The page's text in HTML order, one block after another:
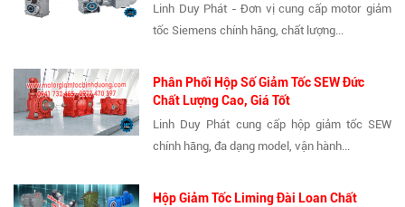
Linh Duy Phát - Đơn vị cung cấp motor giảm
tốc Siemens chính hãng, chất lượng...
Phân Phối Hộp Số Giảm Tốc SEW Đức
Chất Lượng Cao, Giá Tốt
Linh Duy Phát cung cấp hộp giảm tốc SEW
chính hãng, đa dạng model, vận hành...
Hộp Giảm Tốc Liming Đài Loan Chất